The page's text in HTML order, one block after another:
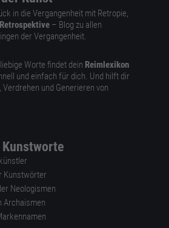
in die Vergangenheit mit Retropie,
– Blog zu allen
der Vergangenheit.
Worte findet dein Reimlexikon
und einfach für dich. Und hilft dir
Verdrehen und Generieren von
Kunstwörter
Neologismen
Archaismen